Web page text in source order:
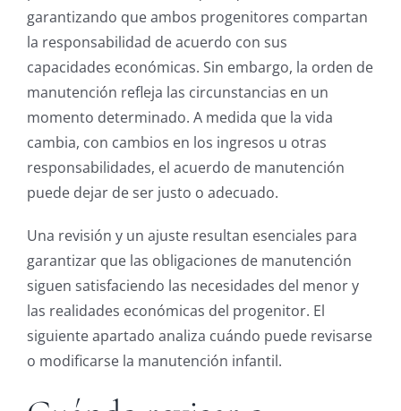
garantizando que ambos progenitores compartan
la responsabilidad de acuerdo con sus
capacidades económicas. Sin embargo, la orden de
manutención refleja las circunstancias en un
momento determinado. A medida que la vida
cambia, con cambios en los ingresos u otras
responsabilidades, el acuerdo de manutención
puede dejar de ser justo o adecuado.
Una revisión y un ajuste resultan esenciales para
garantizar que las obligaciones de manutención
siguen satisfaciendo las necesidades del menor y
las realidades económicas del progenitor. El
siguiente apartado analiza cuándo puede revisarse
o modificarse la manutención infantil.